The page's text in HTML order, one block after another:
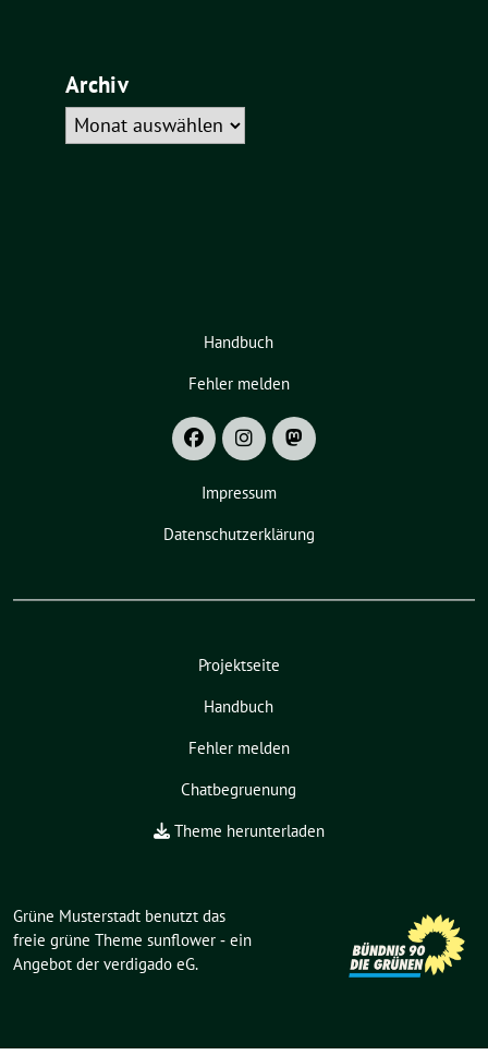
Archiv
Archiv
Handbuch
Fehler melden
Impressum
Datenschutzerklärung
Projektseite
Handbuch
Fehler melden
Chatbegruenung
Theme herunterladen
Grüne Musterstadt benutzt das
freie grüne Theme sunflower ‐ ein
Angebot der verdigado eG.